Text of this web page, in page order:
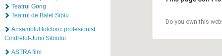
Teatrul Gong
Teatrul de Balet Sibiu
Ansamblul folcloric profesionist
Cindrelul-Junii Sibiului
ASTRA film
Do you own this